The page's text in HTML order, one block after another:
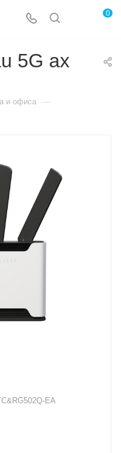
0
5G ax
и офиса —
EA